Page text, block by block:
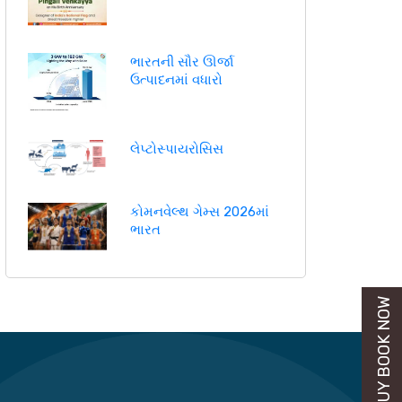
ભારતની સૌર ઊર્જા
ઉત્પાદનમાં વધારો
લેપ્ટોસ્પાયરોસિસ
કોમનવેલ્થ ગેમ્સ 2026માં
ભારત
BUY BOOK NOW